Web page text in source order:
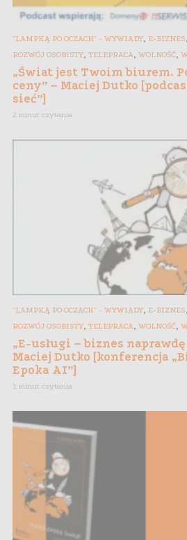
"LAMPKĄ PO OCZACH" - WYWIADY, E-BIZNES,
ROZWÓJ OSOBISTY, TELEPRACA, WOLNOŚĆ,
„Świat jest Twoim biurem.
ceny” – Maciej Dutko
sieć”]
2 minut czytania
"LAMPKĄ PO OCZACH" - WYWIADY, E-BIZNES
ROZWÓJ OSOBISTY, TELEPRACA WOLNOŚĆ
„E-usługi – biznes
Maciej Dutko [konferencja
Epoka AI”]
1 minut czytania